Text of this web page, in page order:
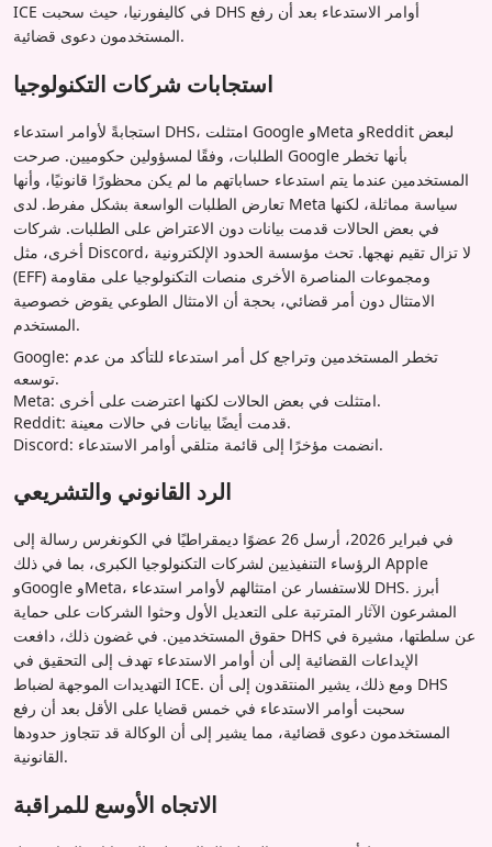
ICE في كاليفورنيا، حيث سحبت DHS أوامر الاستدعاء بعد أن رفع
المستخدمون دعوى قضائية.
استجابات شركات التكنولوجيا
استجابةً لأوامر استدعاء DHS، امتثلت Google وMeta وReddit لبعض
الطلبات، وفقًا لمسؤولين حكوميين. صرحت Google بأنها تخطر
المستخدمين عندما يتم استدعاء حساباتهم ما لم يكن محظورًا قانونيًا، وأنها
تعارض الطلبات الواسعة بشكل مفرط. لدى Meta سياسة مماثلة، لكنها
في بعض الحالات قدمت بيانات دون الاعتراض على الطلبات. شركات
أخرى، مثل Discord، لا تزال تقيم نهجها. تحث مؤسسة الحدود الإلكترونية
(EFF) ومجموعات المناصرة الأخرى منصات التكنولوجيا على مقاومة
الامتثال دون أمر قضائي، بحجة أن الامتثال الطوعي يقوض خصوصية
المستخدم.
Google: تخطر المستخدمين وتراجع كل أمر استدعاء للتأكد من عدم
توسعه.
Meta: امتثلت في بعض الحالات لكنها اعترضت على أخرى.
Reddit: قدمت أيضًا بيانات في حالات معينة.
Discord: انضمت مؤخرًا إلى قائمة متلقي أوامر الاستدعاء.
الرد القانوني والتشريعي
في فبراير 2026، أرسل 26 عضوًا ديمقراطيًا في الكونغرس رسالة إلى
الرؤساء التنفيذيين لشركات التكنولوجيا الكبرى، بما في ذلك Apple
وGoogle وMeta، للاستفسار عن امتثالهم لأوامر استدعاء DHS. أبرز
المشرعون الآثار المترتبة على التعديل الأول وحثوا الشركات على حماية
حقوق المستخدمين. في غضون ذلك، دافعت DHS عن سلطتها، مشيرة في
الإيداعات القضائية إلى أن أوامر الاستدعاء تهدف إلى التحقيق في
التهديدات الموجهة لضباط ICE. ومع ذلك، يشير المنتقدون إلى أن DHS
سحبت أوامر الاستدعاء في خمس قضايا على الأقل بعد أن رفع
المستخدمون دعوى قضائية، مما يشير إلى أن الوكالة قد تتجاوز حدودها
القانونية.
الاتجاه الأوسع للمراقبة